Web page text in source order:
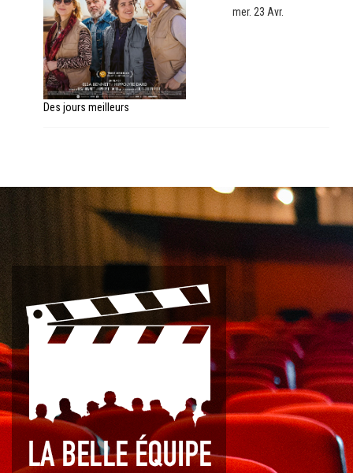
Des jours meilleurs
mer. 23 Avr.